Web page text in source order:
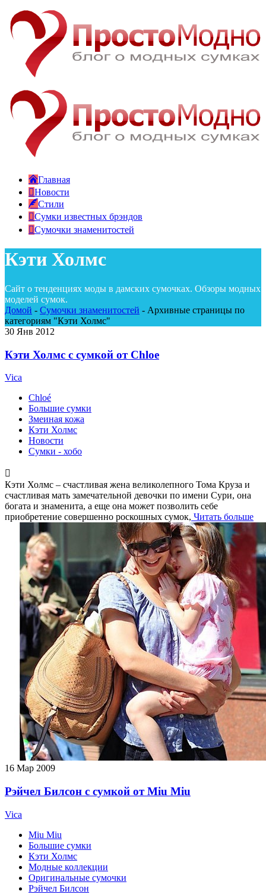
Главная
Новости
Стили
Сумки известных брэндов
Сумочки знаменитостей
Кэти Холмс
Сайт о тенденциях моды в дамских сумочках. Обзоры модных
моделей сумок.
Домой - Сумочки знаменитостей - Архивные страницы по
категориям "Кэти Холмс"
30 Янв 2012
Кэти Холмс с сумкой от Chloe
Vica
Chloé
Большие сумки
Змеиная кожа
Кэти Холмс
Новости
Сумки - хобо
Кэти Холмс – счастливая жена великолепного Тома Круза и
счастливая мать замечательной девочки по имени Сури, она
богата и знаменита, а еще она может позволить себе
приобретение совершенно роскошных сумок, Читать больше
16 Мар 2009
Рэйчел Билсон с сумкой от Miu Miu
Vica
Miu Miu
Большие сумки
Кэти Холмс
Модные коллекции
Оригинальные сумочки
Рэйчел Билсон